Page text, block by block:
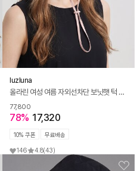
luzluna
올라린 여성 여름 자외선차단 보닛햇 턱 끈 와이드챙 벙거지 모자 K266
77,800
78% 17,320
10% 쿠폰 무료배송
146 4.8(43)